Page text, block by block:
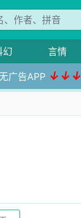
幻 言情
广告APP ↓↓↓